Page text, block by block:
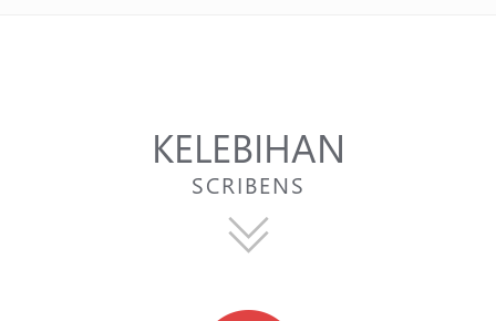
KELEBIHAN
SCRIBENS